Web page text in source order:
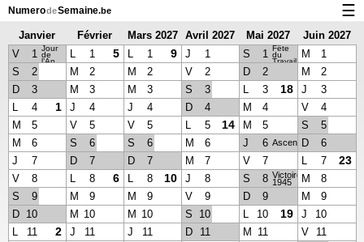
NumerodeSemaine.be
Calendrier avec jours fériés et numéro des semaines
À propos de NumeroDeSemaine.be
Confidentialité et cookies
☰
Janvier
2027
Février
2027
Mars 2027 Avril 2027 Mai 2027
Juin 2027
V
1 Jour
de
l’An
L 1 5 L 1 9 J 1 S 1 Fête
du
Travail
M
1
S
2 M 2 M 2 V 2 D 2 M
2
D
3 M 3 M 3 S 3 L 3 18 J
3
L
4 1 J 4 J 4 D 4 M 4 V
4
M
5 V 5 V 5 L 5 14 M 5 S
5
M
6 S 6 S 6 M 6 J 6 Ascension
D
6
J
7 D 7 D 7 M 7 V 7 L 7 23
V 8 L 8 6 L 8 10 J 8 S 8 Victoire
1945 M
8
S
9 M 9 M 9 V 9 D 9 M
9
D 10 M 10 M 10 S 10 L 10 19 J
10
L
11 2 J 11 J 11 D 11 M 11 V
11